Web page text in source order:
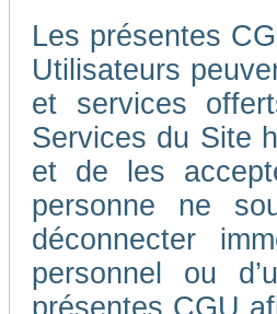
Les présentes
Utilisateurs
et services
Services du Site
et de les
personne ne
déconnecter
personnel ou
présentes CGU